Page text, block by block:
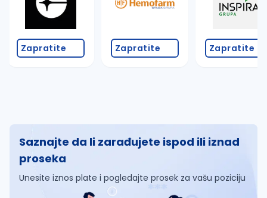
Zapratite Zapratite Zapratite
Saznajte da li zarađujete ispod ili iznad
proseka
Unesite iznos plate i pogledajte prosek za vašu poziciju